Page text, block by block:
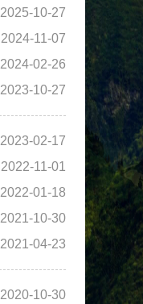
2025-10-27
2024-11-07
2024-02-26
2023-10-27
2023-02-17
2022-11-01
2022-01-18
2021-10-30
2021-04-23
2020-10-30